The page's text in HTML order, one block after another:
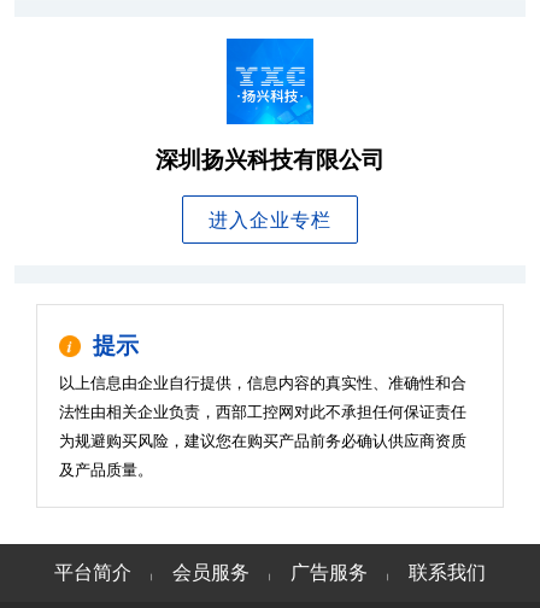
深圳扬兴科技有限公司
进入企业专栏
提示
以上信息由企业自行提供，信息内容的真实性、准确性和合
法性由相关企业负责，西部工控网对此不承担任何保证责任
为规避购买风险，建议您在购买产品前务必确认供应商资质
及产品质量。
平台简介 | 会员服务 | 广告服务 | 联系我们